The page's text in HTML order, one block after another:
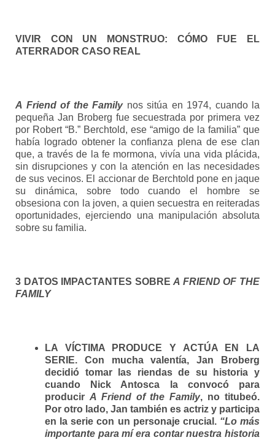
VIVIR CON UN MONSTRUO: CÓMO FUE EL
ATERRADOR CASO REAL
A Friend of the Familynos sitúa en 1974, cuando la
pequeña Jan Broberg fue secuestrada por primera vez
por Robert “B.” Berchtold, ese “amigo de la familia” que
había logrado obtener la confianza plena de ese clan
que, a través de la fe mormona, vivía una vida plácida,
sin disrupciones y con la atención en las necesidades
de sus vecinos. El accionar de Berchtold pone en jaque
su dinámica, sobre todo cuando el hombre se
obsesiona con la joven, a quien secuestra en reiteradas
oportunidades, ejerciendo una manipulación absoluta
sobre su familia.
3 DATOS IMPACTANTES SOBREA FRIEND OF THE
FAMILY
LA VÍCTIMA PRODUCE Y ACTÚA EN LA
SERIE. Con mucha valentía, Jan Broberg
decidió tomar las riendas de su historia y
cuando Nick Antosca la convocó para
producir A Friend of the Family, no titubeó.
Por otro lado, Jan también es actriz y participa
en la serie con un personaje crucial. “Lo más
importante para mí era contar nuestra historia